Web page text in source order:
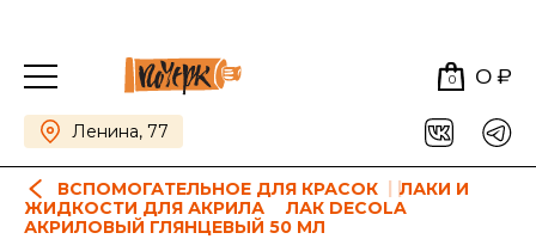
0 0 ₽
Ленина, 77
ВСПОМОГАТЕЛЬНОЕ ДЛЯ КРАСОК
ЛАКИ И
ЖИДКОСТИ ДЛЯ АКРИЛА
ЛАК DECOLA
АКРИЛОВЫЙ ГЛЯНЦЕВЫЙ 50 МЛ